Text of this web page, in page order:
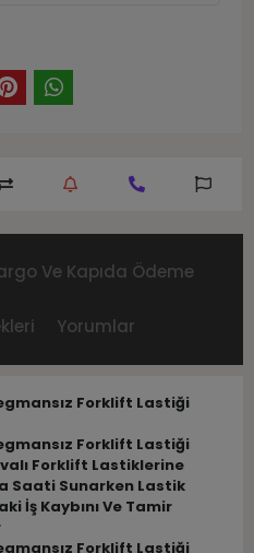
Ve Kapıda Ödeme
Yorumlar
Forklift Lastiği
Forklift Lastiği
Forklift Lastiklerine
Saati Sunarken Lastik
İş Kaybını Ve Tamir
Forklift Lastiği